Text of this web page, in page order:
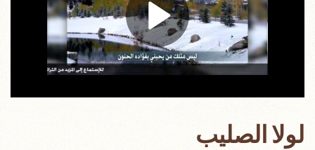
لولا الصليب